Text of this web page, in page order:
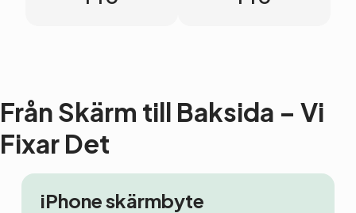
Från Skärm till Baksida – Vi
Fixar Det
iPhone skärmbyte